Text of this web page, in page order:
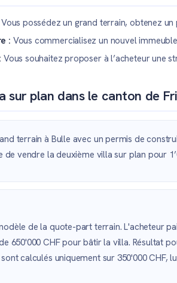
Vous possédez un grand terrain, obtenez
: Vous commercialisez un nouvel
Vous souhaitez proposer à l’acheteur une
sur plan dans le canton de
terrain à Bulle avec un permis de
vendre la deuxième villa sur plan pour
de la quote-part terrain. L'acheteur
650'000 CHF pour bâtir la villa. Résultat
calculés uniquement sur 350'000